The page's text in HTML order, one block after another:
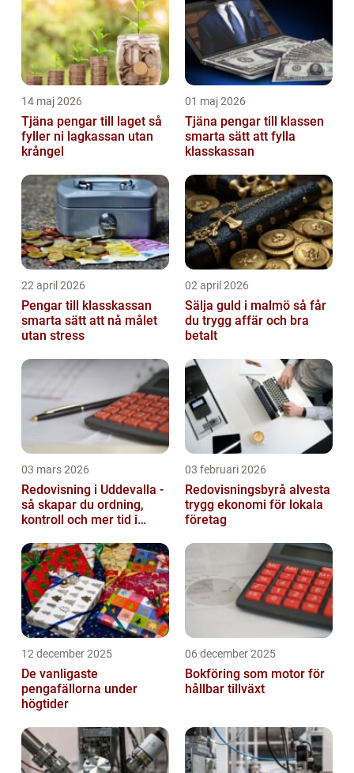
14 maj 2026
Tjäna pengar till laget så
fyller ni lagkassan utan
krångel
01 maj 2026
Tjäna pengar till klassen
smarta sätt att fylla
klasskassan
22 april 2026
Pengar till klasskassan
smarta sätt att nå målet
utan stress
02 april 2026
Sälja guld i malmö så får
du trygg affär och bra
betalt
03 mars 2026
Redovisning i Uddevalla -
så skapar du ordning,
kontroll och mer tid i
03 februari 2026
Redovisningsbyrå alvesta
trygg ekonomi för lokala
företag
12 december 2025
De vanligaste
pengafällorna under
högtider
06 december 2025
Bokföring som motor för
hållbar tillväxt